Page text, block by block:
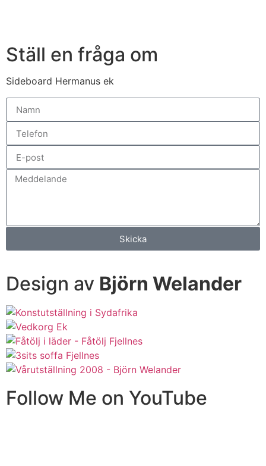
Ställ en fråga om
Sideboard Hermanus ek
Skicka
Design av Björn Welander
Follow Me on YouTube